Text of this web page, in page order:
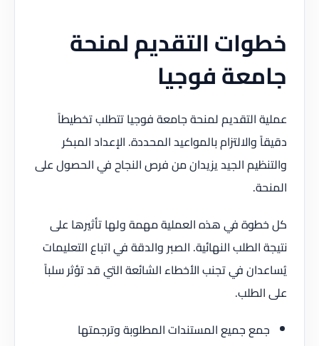
خطوات التقديم لمنحة
جامعة فوجيا
عملية التقديم لمنحة جامعة فوجيا تتطلب تخطيطاً
دقيقاً والالتزام بالمواعيد المحددة. الإعداد المبكر
والتنظيم الجيد يزيدان من فرص النجاح في الحصول على
المنحة.
كل خطوة في هذه العملية مهمة ولها تأثيرها على
نتيجة الطلب النهائية. الصبر والدقة في اتباع التعليمات
يُساعدان في تجنب الأخطاء الشائعة التي قد تؤثر سلباً
على الطلب.
جمع جميع المستندات المطلوبة وترجمتها